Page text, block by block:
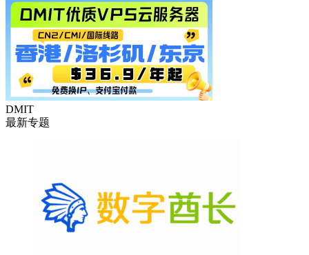
DMIT
最新专题